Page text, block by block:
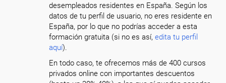
desempleados residentes en España. Según los
datos de tu perfil de usuario, no eres residente en
España, por lo que no podrías acceder a esta
formación gratuita (si no es así,edita tu perfil
aquí).
En todo caso, te ofrecemos más de 400 cursos
privados online con importantes descuentos